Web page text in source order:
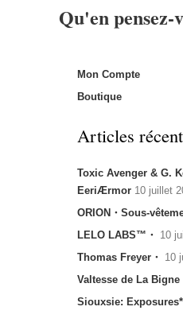
Qu'en pensez-
Mon Compte
Boutique
Articles
Toxic Avenger & G.
EeriÆrmor 10 juillet
ORION・Sous-
LELO LABS™・ 10
Thomas Freyer・ 10
Valtesse de La Bigne
Siouxsie: